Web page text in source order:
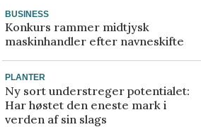
BUSINESS
Konkurs rammer midtjysk
maskinhandler efter navneskifte
PLANTER
Ny sort understreger potentialet:
Har høstet den eneste mark i
verden af sin slags